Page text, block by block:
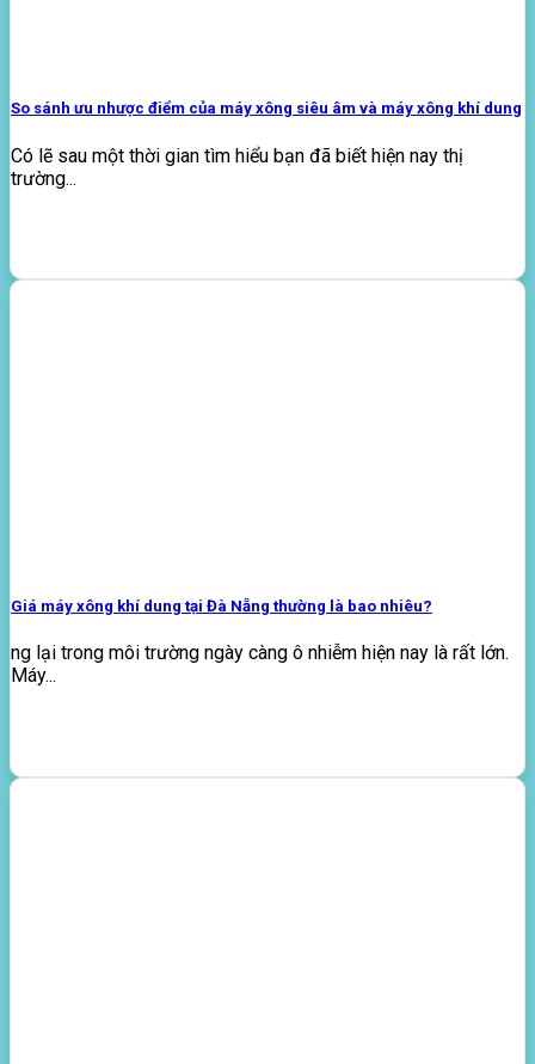
So sánh ưu nhược điểm của máy xông siêu âm và máy xông khí dung
Có lẽ sau một thời gian tìm hiểu bạn đã biết hiện nay thị
trường...
Giá máy xông khí dung tại Đà Nẵng thường là bao nhiêu?
ng lại trong môi trường ngày càng ô nhiễm hiện nay là rất lớn.
Máy...